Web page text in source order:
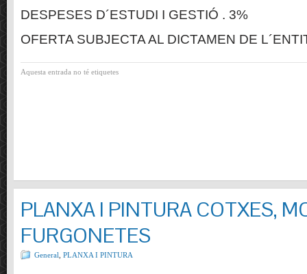
DESPESES D´ESTUDI I GESTIÓ . 3%
OFERTA SUBJECTA AL DICTAMEN DE
Aquesta entrada no té etiquetes
PLANXA I PINTURA COTXES,
FURGONETES
General PLANXA I PINTURA